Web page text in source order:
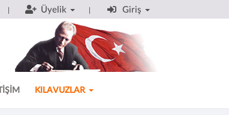
Üyelik Giriş
KILAVUZLAR